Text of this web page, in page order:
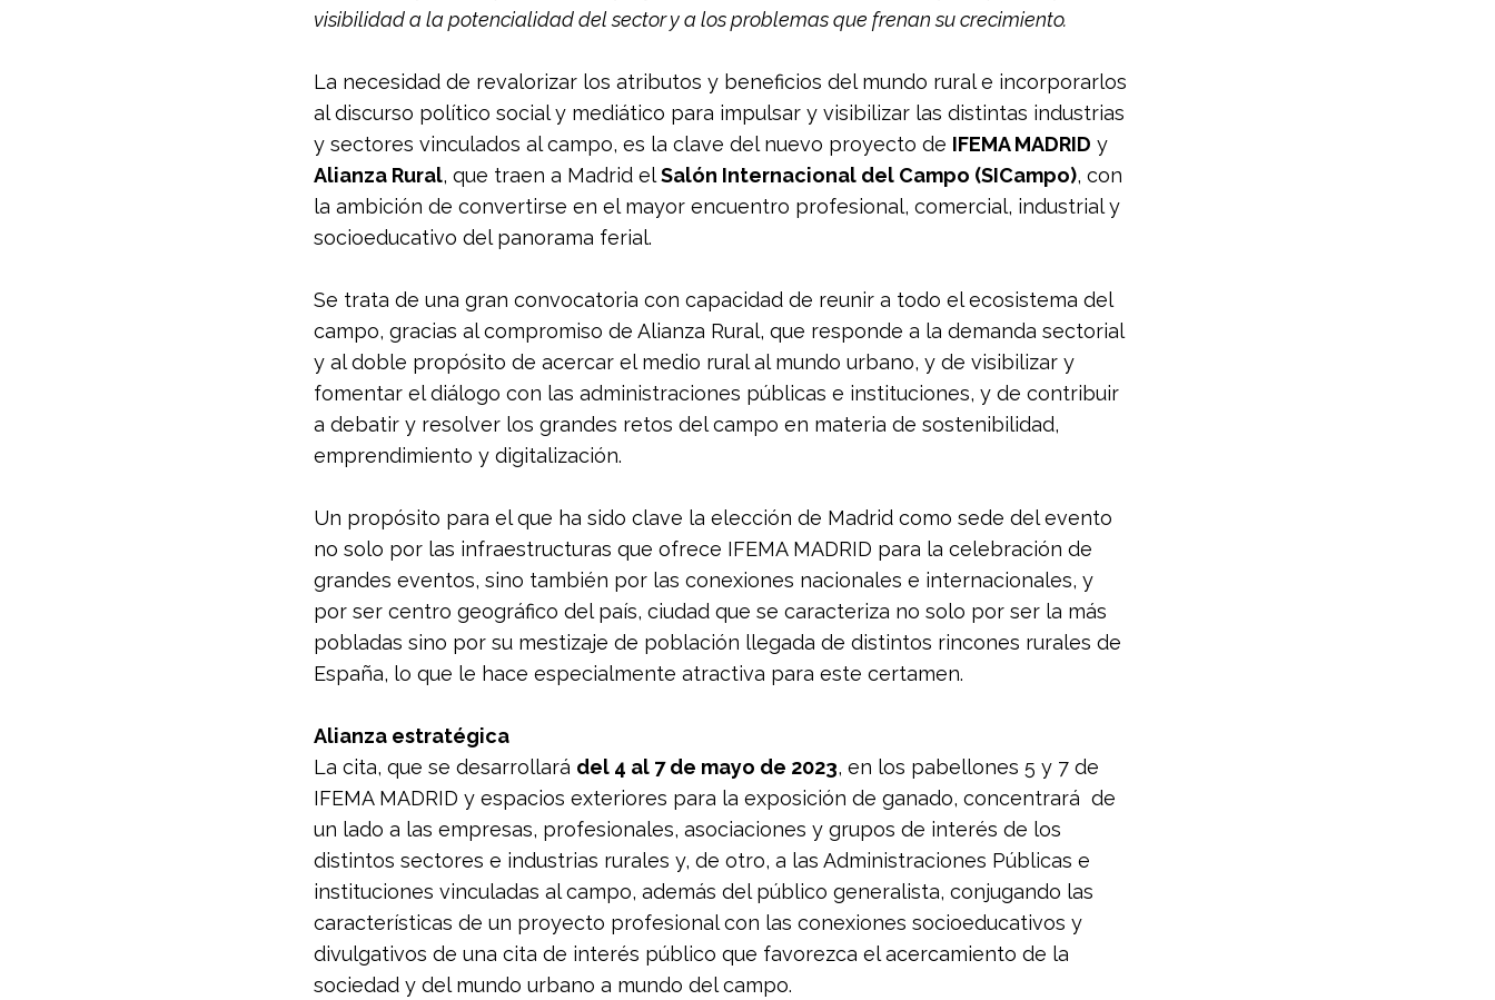
visibilidad a la potencialidad del sector y a los problemas que frenan su crecimiento.
La necesidad de revalorizar los atributos y beneficios del mundo rural e incorporarlos
al discurso político social y mediático para impulsar y visibilizar las distintas industrias
y sectores vinculados al campo, es la clave del nuevo proyecto de IFEMA MADRID y
Alianza Rural, que traen a Madrid el Salón Internacional del Campo (SICampo), con
la ambición de convertirse en el mayor encuentro profesional, comercial, industrial y
socioeducativo del panorama ferial.
Se trata de una gran convocatoria con capacidad de reunir a todo el ecosistema del
campo, gracias al compromiso de Alianza Rural, que responde a la demanda sectorial
y al doble propósito de acercar el medio rural al mundo urbano, y de visibilizar y
fomentar el diálogo con las administraciones públicas e instituciones, y de contribuir
a debatir y resolver los grandes retos del campo en materia de sostenibilidad,
emprendimiento y digitalización.
Un propósito para el que ha sido clave la elección de Madrid como sede del evento
no solo por las infraestructuras que ofrece IFEMA MADRID para la celebración de
grandes eventos, sino también por las conexiones nacionales e internacionales, y
por ser centro geográfico del país, ciudad que se caracteriza no solo por ser la más
pobladas sino por su mestizaje de población llegada de distintos rincones rurales de
España, lo que le hace especialmente atractiva para este certamen.
Alianza estratégica
La cita, que se desarrollará del 4 al 7 de mayo de 2023, en los pabellones 5 y 7 de
IFEMA MADRID y espacios exteriores para la exposición de ganado, concentrará  de
un lado a las empresas, profesionales, asociaciones y grupos de interés de los
distintos sectores e industrias rurales y, de otro, a las Administraciones Públicas e
instituciones vinculadas al campo, además del público generalista, conjugando las
características de un proyecto profesional con las conexiones socioeducativos y
divulgativos de una cita de interés público que favorezca el acercamiento de la
sociedad y del mundo urbano a mundo del campo.